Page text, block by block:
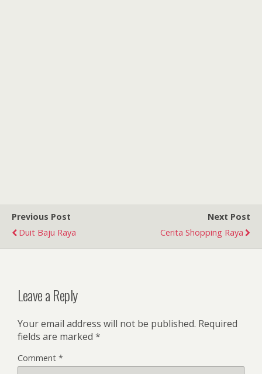
Previous Post
Duit Baju Raya
Next Post
Cerita Shopping Raya
Leave a Reply
Your email address will not be published. Required
fields are marked *
Comment *